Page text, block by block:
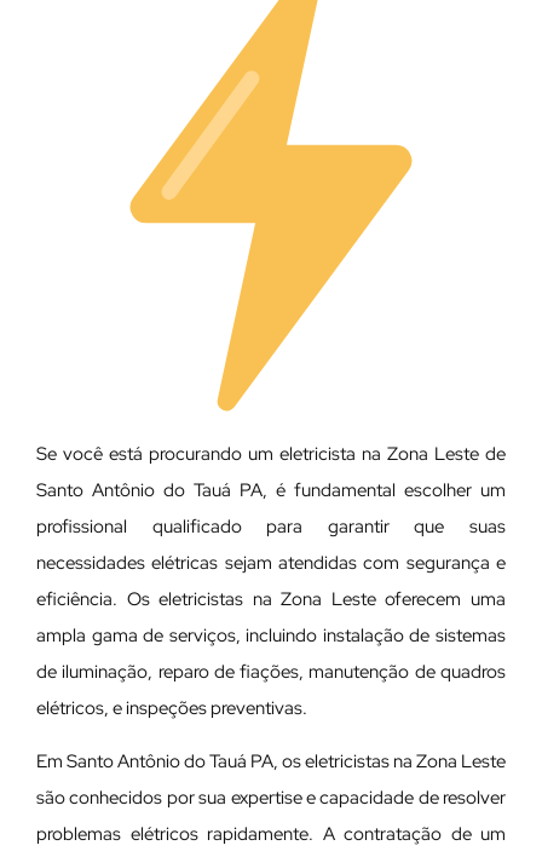
Se você está procurando um eletricista na Zona Leste de
Santo Antônio do Tauá PA, é fundamental escolher um
profissional qualificado para garantir que suas
necessidades elétricas sejam atendidas com segurança e
eficiência. Os eletricistas na Zona Leste oferecem uma
ampla gama de serviços, incluindo instalação de sistemas
de iluminação, reparo de fiações, manutenção de quadros
elétricos, e inspeções preventivas.
Em Santo Antônio do Tauá PA, os eletricistas na Zona Leste
são conhecidos por sua expertise e capacidade de resolver
problemas elétricos rapidamente. A contratação de um